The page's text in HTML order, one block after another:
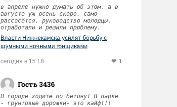
в апреле нужно думать об этом, а в
августе уж осень скоро. само
рассосётся. руководство молодцы.
отработали и решили проблему.
Власти Нижнекамска усилят борьбу с
шумными ночными гонщиками
сегодня в 15:18 1
Гость 3436
В городе ходите по бетону! В парке
- грунтовые дорожки- это кайф!!!